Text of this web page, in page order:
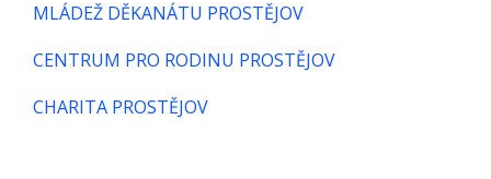
MLÁDEŽ DĚKANÁTU PROSTĚJOV
CENTRUM PRO RODINU PROSTĚJOV
CHARITA PROSTĚJOV